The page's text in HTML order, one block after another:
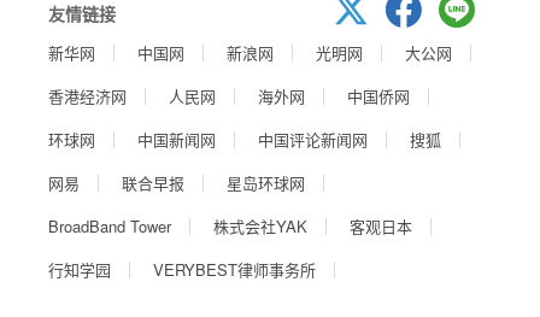
友情链接
新华网 中国网 新浪网 光明网
大公网
香港经济网
人民网 海外网
中国侨网
环球网
中国新闻网 中国评论新闻网
搜狐
网易
联合早报
星岛环球网
BroadBand Tower
株式会社YAK
客观日本
行知学园
VERYBEST律师事务所